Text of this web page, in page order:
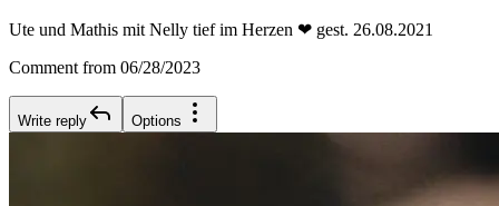
Ute und Mathis mit Nelly tief im Herzen ❤ gest. 26.08.2021
Comment from 06/28/2023
Write reply Options